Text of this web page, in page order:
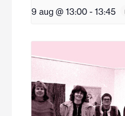
9 aug @ 13:00 - 13:45